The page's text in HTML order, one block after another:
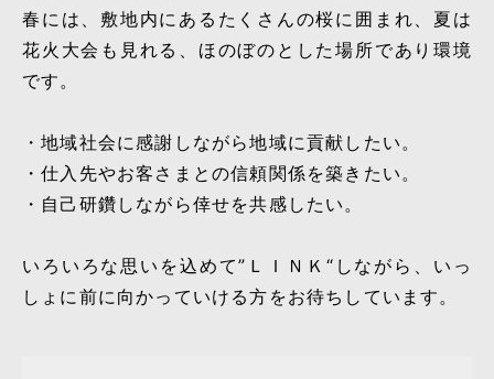
春には、敷地内にあるたくさんの桜に囲まれ、夏は
花火大会も見れる、ほのぼのとした場所であり環境
です。
・地域社会に感謝しながら地域に貢献したい。
・仕入先やお客さまとの信頼関係を築きたい。
・自己研鑽しながら倖せを共感したい。
いろいろな思いを込めて”ＬＩＮＫ“しながら、いっ
しょに前に向かっていける方をお待ちしています。